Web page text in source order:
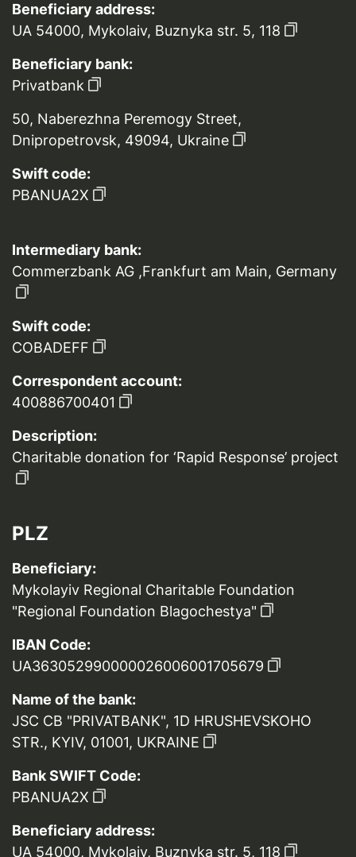
Beneficiary address:
UA 54000, Mykolaiv, Buznyka str. 5, 118
Beneficiary bank:
Privatbank
50, Naberezhna Peremogy Street,
Dnipropetrovsk, 49094, Ukraine
Swift code:
PBANUA2X
Intermediary bank:
Commerzbank AG ,Frankfurt am Main, Germany
Swift code:
COBADEFF
Correspondent account:
400886700401
Description:
Charitable donation for ‘Rapid Response’ project
PLZ
Beneficiary:
Mykolayiv Regional Charitable Foundation
"Regional Foundation Blagochestya"
IBAN Code:
UA363052990000026006001705679
Name of the bank:
JSC CB "PRIVATBANK", 1D HRUSHEVSKOHO
STR., KYIV, 01001, UKRAINE
Bank SWIFT Code:
PBANUA2X
Beneficiary address:
UA 54000, Mykolaiv, Buznyka str. 5, 118